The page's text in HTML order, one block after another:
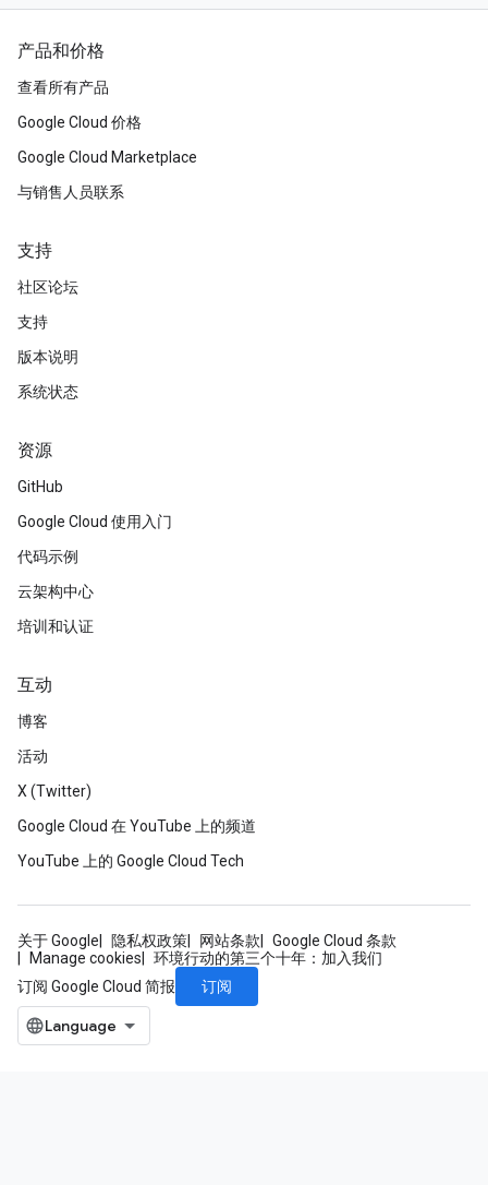
产品和价格
查看所有产品
Google Cloud 价格
Google Cloud Marketplace
与销售人员联系
支持
社区论坛
支持
版本说明
系统状态
资源
GitHub
Google Cloud 使用入门
代码示例
云架构中心
培训和认证
互动
博客
活动
X (Twitter)
Google Cloud 在 YouTube 上的频道
YouTube 上的 Google Cloud Tech
关于 Google 隐私权政策 网站条款
Google Cloud 条款
Manage cookies
环境行动的第三个十年：加入我们
订阅 Google Cloud 简报
订阅